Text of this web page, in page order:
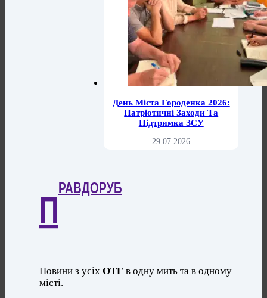
День Міста Городенка 2026:
Патріотичні Заходи Та
Підтримка ЗСУ
29.07.2026
П
РАВДОРУБ
Новини з усіхОТГ в одну мить та в одному
місті.